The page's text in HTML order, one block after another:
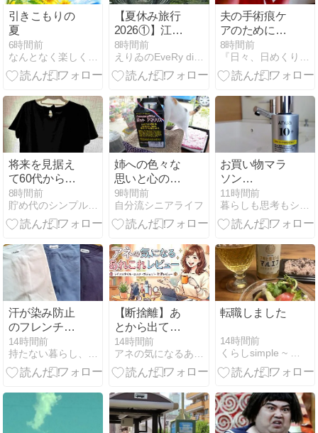
引きこもりの
夏
6時間前
なんとなく楽しく生きる！FOUR SEASONS
【夏休み旅行
2026①】江ノ
島に行ってき
た！江ノ電と
鎌倉の大仏
8時間前
えりゐのEveRy diaRy
夫の手術痕ケ
アのために買
ったモノ
8時間前
『日々、日めくり。』
将来を見据え
て60代からの
ミニマリスト
生活
8時間前
貯め代のシンプルライフと暮らしのヒント
姉への色々な
思いと心の整
理になりまし
た
9時間前
自分流シニアライフ
お買い物マラ
ソン
【20％OFF!｜
神トククーポ
ン対象】【新
ト＋9倍】
11時間前
暮らしも思考もシンプルに
汗が染み防止
のフレンチス
リーブＴシャ
ツを買ってみ
ました（30％
14時間前
持たない暮らし、使い切る暮らし。
【断捨離】あ
とから出てき
てメルカリ出
品したかった
モノ
14時間前
アネの気になるあれこレビュー
転職しました
14時間前
くらしsimple ~ 毎日がご機嫌で豊かな私であるために。